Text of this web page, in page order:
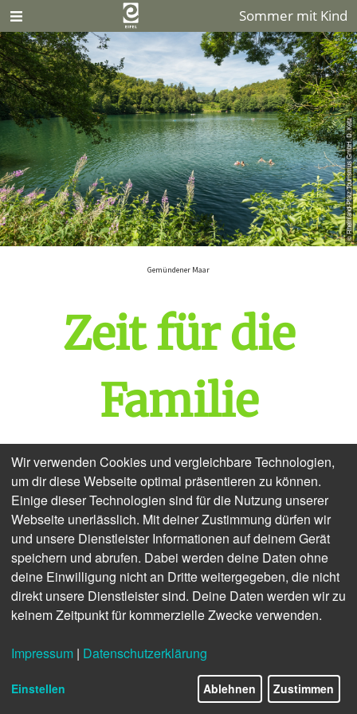
Sommer mit Kind
© Rheinland-Pfalz Tourismus GmbH, D. Ketz
Gemündener Maar
Zeit für die
Familie
Von spannenden Wanderungen durch mystische
Wälder bis hin zu erfrischenden Badeseen - die
Eifel bietet eine beeindruckende Vielfalt an
Aktivitäten und Naturerlebnissen. Hier kommt
keine Langeweile auf.
‹
Wir verwenden Cookies und vergleichbare Technologien,
um dir diese Webseite optimal präsentieren zu können.
Einige dieser Technologien sind für die Nutzung unserer
Webseite unerlässlich. Mit deiner Zustimmung dürfen wir
und unsere Dienstleister Informationen auf deinem Gerät
speichern und abrufen. Dabei werden deine Daten ohne
deine Einwilligung nicht an Dritte weitergegeben, die nicht
direkt unsere Dienstleister sind. Deine Daten werden wir zu
keinem Zeitpunkt für kommerzielle Zwecke verwenden.
Impressum | Datenschutzerklärung
Einstellen Ablehnen Zustimmen